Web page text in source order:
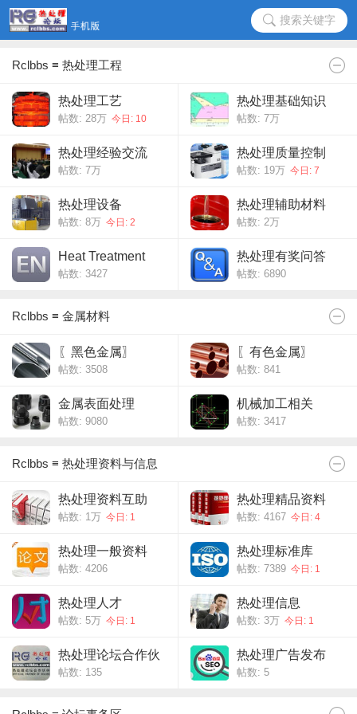
搜索关键字
Rclbbs ≡ 热处理工程
热处理工艺
帖数: 28万 今日: 10
热处理基础知识
帖数: 7万
热处理经验交流
帖数: 7万
热处理质量控制
帖数: 19万 今日: 7
热处理设备
帖数: 8万 今日: 2
热处理辅助材料
帖数: 2万
Heat Treatment
帖数: 3427
热处理有奖问答
帖数: 6890
Rclbbs ≡ 金属材料
〖黑色金属〗
帖数: 3508
〖有色金属〗
帖数: 841
金属表面处理
帖数: 9080
机械加工相关
帖数: 3417
Rclbbs ≡ 热处理资料与信息
热处理资料互助
帖数: 1万 今日: 1
热处理精品资料
帖数: 4167 今日: 4
热处理一般资料
帖数: 4206
热处理标准库
帖数: 7389 今日: 1
热处理人才
帖数: 5万 今日: 1
热处理信息
帖数: 3万 今日: 1
热处理论坛合作伙
伴
帖数: 135
热处理广告发布
帖数: 5